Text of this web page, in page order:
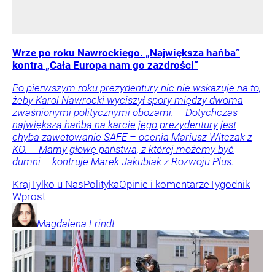
Wrze po roku Nawrockiego. „Największa hańba”
kontra „Cała Europa nam go zazdrości”
Po pierwszym roku prezydentury nic nie wskazuje na to,
żeby Karol Nawrocki wyciszył spory między dwoma
zwaśnionymi politycznymi obozami. – Dotychczas
największą hańbą na karcie jego prezydentury jest
chyba zawetowanie SAFE – ocenia Mariusz Witczak z
KO. – Mamy głowę państwa, z której możemy być
dumni – kontruje Marek Jakubiak z Rozwoju Plus.
KrajTylko u NasPolitykaOpinie i komentarzeTygodnik
Wprost
Magdalena Frindt